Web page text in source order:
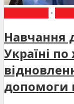
•
Навчання
Україні по
допомоги